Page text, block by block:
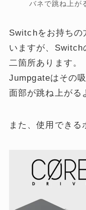
バネで跳ね上が
Switchをお持ちの
いますが、Switch
二箇所あります。
Jumpgateはその
面部が跳ね上がる
また、使用できる